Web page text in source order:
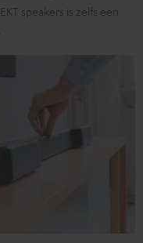
speakers is zelfs een